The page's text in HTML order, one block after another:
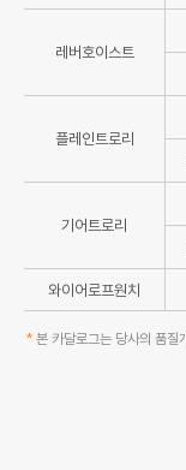
레버호이스트
플레인트로리
기어트로리
와이어로프원치
* 본 카달로그는 당사의 품질